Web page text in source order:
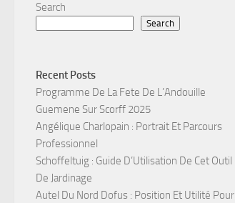
Search
Search
Recent Posts
Programme De La Fete De L’Andouille
Guemene Sur Scorff 2025
Angélique Charlopain : Portrait Et Parcours
Professionnel
Schoffeltuig : Guide D’Utilisation De Cet Outil
De Jardinage
Autel Du Nord Dofus : Position Et Utilité Pour